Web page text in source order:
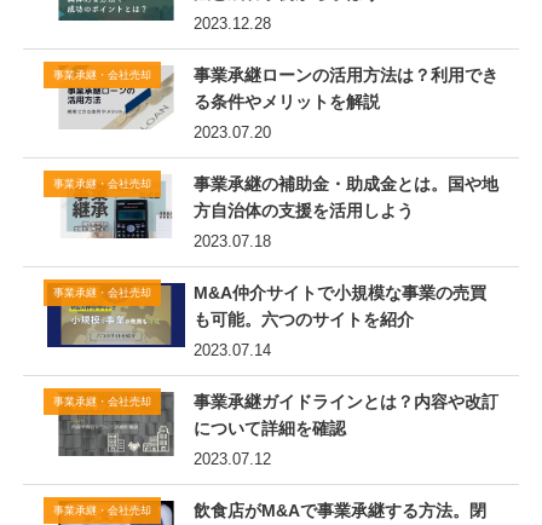
2023.12.28
事業承継・会社売却
2023.07.20
事業承継ローンの活用方法は？利用でき
る条件やメリットを解説
事業承継・会社売却
2023.07.18
事業承継の補助金・助成金とは。国や地
方自治体の支援を活用しよう
事業承継・会社売却
2023.07.14
M&A仲介サイトで小規模な事業の売買
も可能。六つのサイトを紹介
事業承継・会社売却
2023.07.12
事業承継ガイドラインとは？内容や改訂
について詳細を確認
事業承継・会社売却
飲食店がM&Aで事業承継する方法。閉